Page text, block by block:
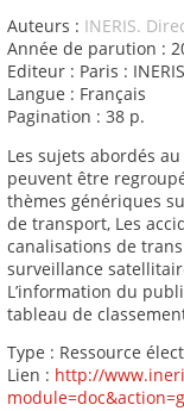
Auteurs : INERIS.
Année de parution :
Editeur : Paris : INERIS
Langue : Français
Pagination : 38 p.
Les sujets abordés
peuvent être
thèmes génériques
de transport, Les
canalisations de
surveillance
L’information du
tableau de
Type : Ressource
Lien : http://